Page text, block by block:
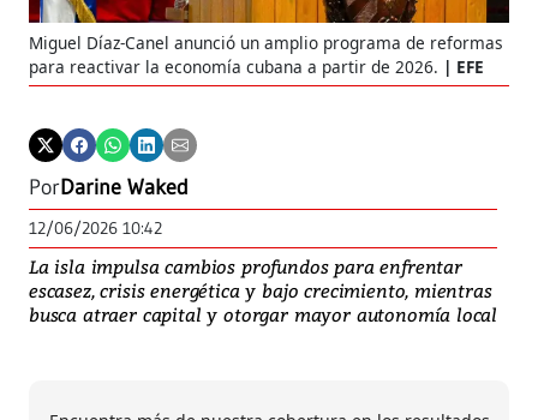
Miguel Díaz-Canel anunció un amplio programa de reformas
para reactivar la economía cubana a partir de 2026.
EFE
PorDarine Waked
12/06/2026 10:42
La isla impulsa cambios profundos para enfrentar
escasez, crisis energética y bajo crecimiento, mientras
busca atraer capital y otorgar mayor autonomía local